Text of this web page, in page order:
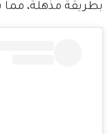
بطريقة مذهلة،